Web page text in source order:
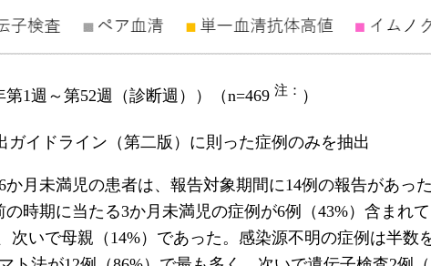
1週～第52週（診断週））（n=469 注： ）
ガイドライン（第二版）に則った症例のみを抽出
月未満児の患者は、報告対象期間に14例の報告があっ
時期に当たる3か月未満児の症例が6例（43%）含まれ
次いで母親（14%）であった。感染源不明の症例は半数